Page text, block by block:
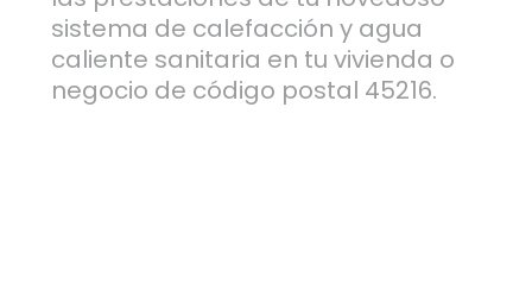
sistema de calefacción y agua
caliente sanitaria en tu vivienda o
negocio de código postal 45216.